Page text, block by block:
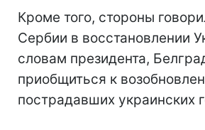
Кроме того, стороны
Сербии в восстановлении
словам президента,
приобщиться к
пострадавших украинских